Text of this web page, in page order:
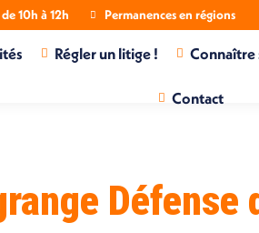
10h à 12h Permanences en régions
Régler un litige ! Connaître
Contact
Défense